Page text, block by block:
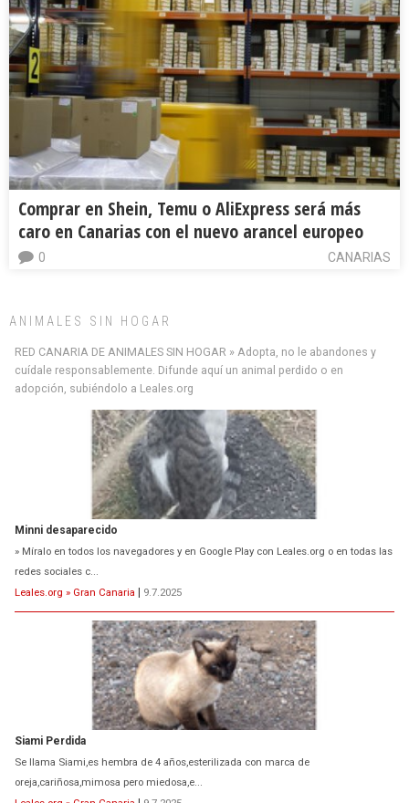
Comprar en Shein, Temu o AliExpress será más
caro en Canarias con el nuevo arancel europeo
CANARIAS
0
ANIMALES SIN HOGAR
RED CANARIA DE ANIMALES SIN HOGAR » Adopta, no le abandones y
cuídale responsablemente. Difunde aquí un animal perdido o en
adopción, subiéndolo a Leales.org
Minni desaparecido
» Míralo en todos los navegadores y en Google Play con Leales.org o en todas las
redes sociales c...
Leales.org » Gran Canaria | 9.7.2025
Siami Perdida
Se llama Siami,es hembra de 4 años,esterilizada con marca de
oreja,cariñosa,mimosa pero miedosa,e...